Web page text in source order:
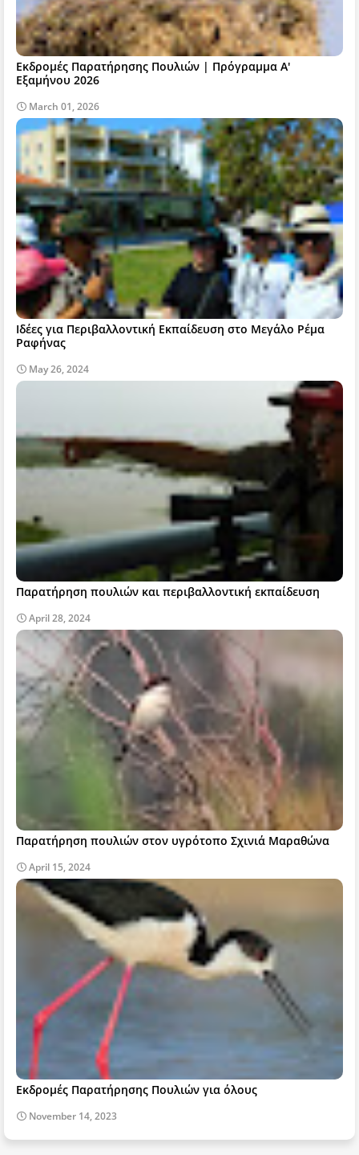
Εκδρομές Παρατήρησης Πουλιών | Πρόγραμμα Α'
Εξαμήνου 2026
March 01, 2026
Ιδέες για Περιβαλλοντική Εκπαίδευση στο Μεγάλο Ρέμα
Ραφήνας
May 26, 2024
Παρατήρηση πουλιών και περιβαλλοντική εκπαίδευση
April 28, 2024
Παρατήρηση πουλιών στον υγρότοπο Σχινιά Μαραθώνα
April 15, 2024
Εκδρομές Παρατήρησης Πουλιών για όλους
November 14, 2023